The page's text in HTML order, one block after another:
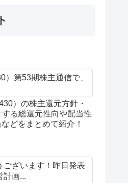
）第53期株主通信で、
）の株主還元方針・
る総還元性向や配当性
どをまとめて紹介！
ございます！昨日発表
計画...